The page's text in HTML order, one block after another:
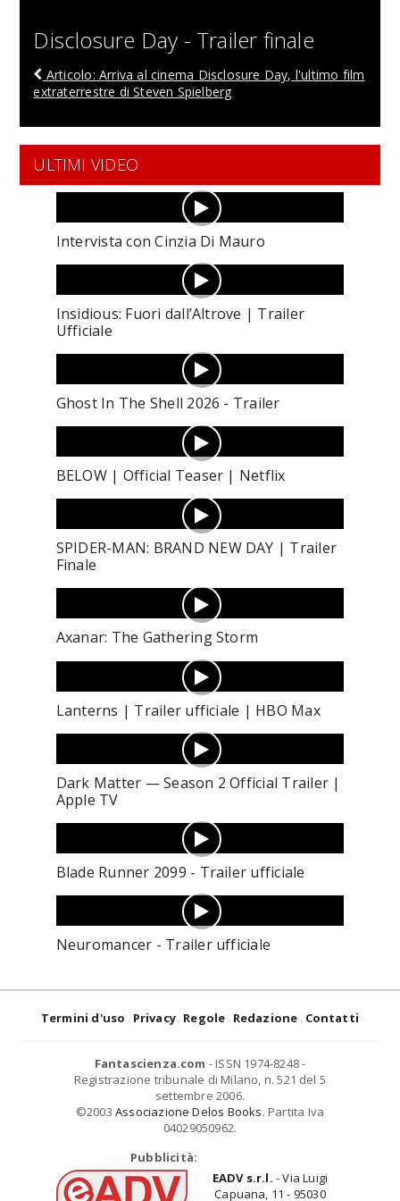
Disclosure Day - Trailer finale
Articolo: Arriva al cinema Disclosure Day, l'ultimo film
extraterrestre di Steven Spielberg
ULTIMI VIDEO
Intervista con Cinzia Di Mauro
Insidious: Fuori dall’Altrove | Trailer
Ufficiale
Ghost In The Shell 2026 - Trailer
BELOW | Official Teaser | Netflix
SPIDER-MAN: BRAND NEW DAY | Trailer
Finale
Axanar: The Gathering Storm
Lanterns | Trailer ufficiale | HBO Max
Dark Matter — Season 2 Official Trailer |
Apple TV
Blade Runner 2099 - Trailer ufficiale
Neuromancer - Trailer ufficiale
Termini d'uso Privacy Regole Redazione Contatti
Fantascienza.com - ISSN 1974-8248 -
Registrazione tribunale di Milano, n. 521 del 5
settembre 2006.
©2003 Associazione Delos Books. Partita Iva
04029050962.
Pubblicità:
EADV s.r.l. - Via Luigi
Capuana, 11 - 95030